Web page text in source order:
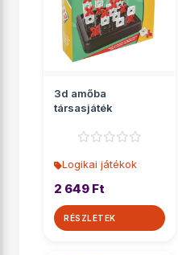
3d amőba
társasjáték
Logikai játékok
2 649 Ft
RÉSZLETEK